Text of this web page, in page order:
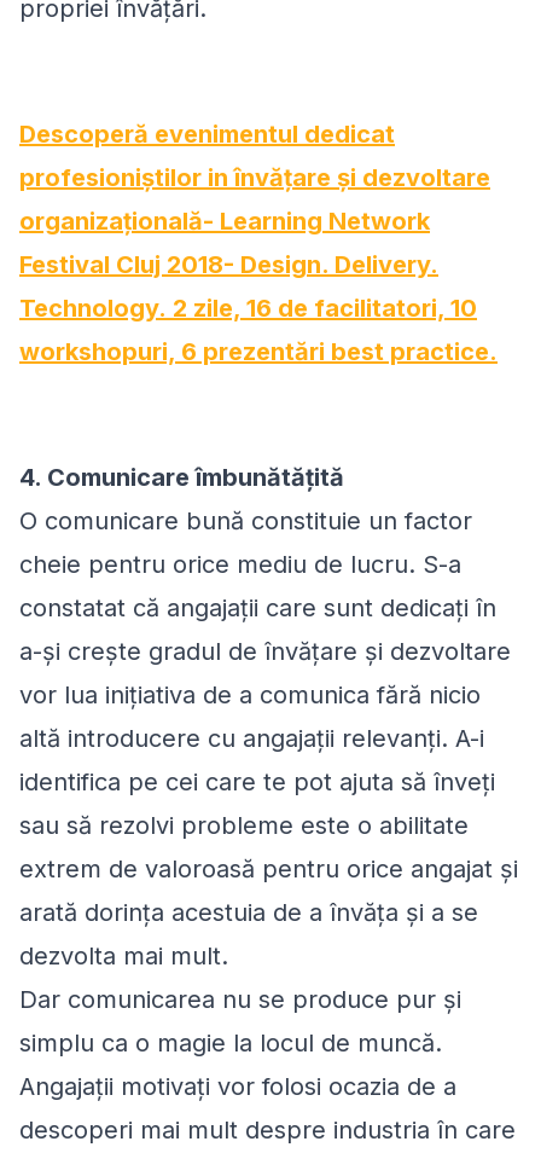
propriei învățări.
Descoperă evenimentul dedicat
profesioniștilor in învățare și dezvoltare
organizațională- Learning Network
Festival Cluj 2018- Design. Delivery.
Technology. 2 zile, 16 de facilitatori, 10
workshopuri, 6 prezentări best practice.
4. Comunicare îmbunătățită
O comunicare bună constituie un factor
cheie pentru orice mediu de lucru. S-a
constatat că angajații care sunt dedicați în
a-și crește gradul de învățare și dezvoltare
vor lua inițiativa de a comunica fără nicio
altă introducere cu angajații relevanți. A-i
identifica pe cei care te pot ajuta să înveți
sau să rezolvi probleme este o abilitate
extrem de valoroasă pentru orice angajat și
arată dorința acestuia de a învăța și a se
dezvolta mai mult.
Dar comunicarea nu se produce pur și
simplu ca o magie la locul de muncă.
Angajații motivați vor folosi ocazia de a
descoperi mai mult despre industria în care